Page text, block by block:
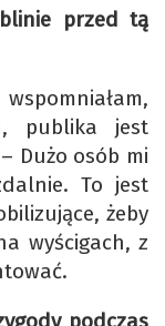
przed tą
publika jest
Dużo osób mi
To jest
żeby
wyścigach, z